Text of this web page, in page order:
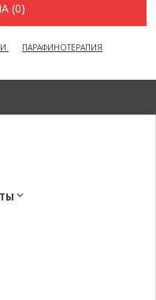
(0)
ПАРАФИНОТЕРАПИЯ